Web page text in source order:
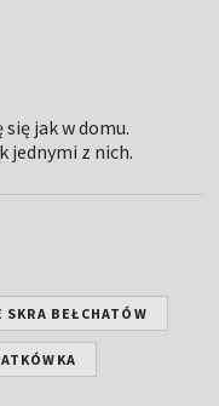
jak w domu.
jednymi z nich.
SKRA BEŁCHATÓW